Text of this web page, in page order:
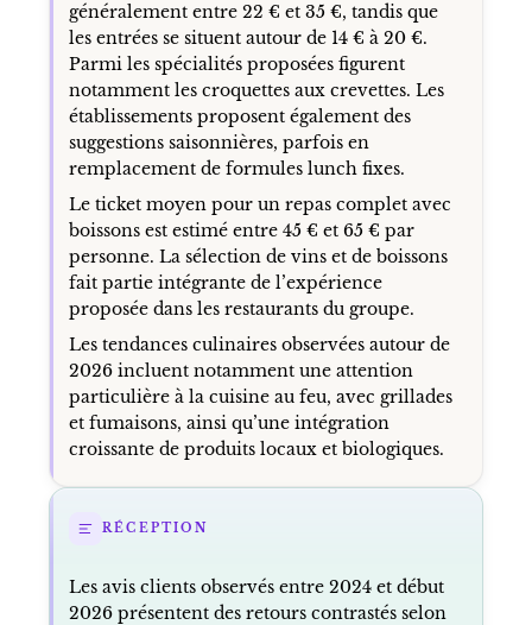
généralement entre 22 € et 35 €, tandis que
les entrées se situent autour de 14 € à 20 €.
Parmi les spécialités proposées figurent
notamment les croquettes aux crevettes. Les
établissements proposent également des
suggestions saisonnières, parfois en
remplacement de formules lunch fixes.
Le ticket moyen pour un repas complet avec
boissons est estimé entre 45 € et 65 € par
personne. La sélection de vins et de boissons
fait partie intégrante de l’expérience
proposée dans les restaurants du groupe.
Les tendances culinaires observées autour de
2026 incluent notamment une attention
particulière à la cuisine au feu, avec grillades
et fumaisons, ainsi qu’une intégration
croissante de produits locaux et biologiques.
RÉCEPTION
Les avis clients observés entre 2024 et début
2026 présentent des retours contrastés selon